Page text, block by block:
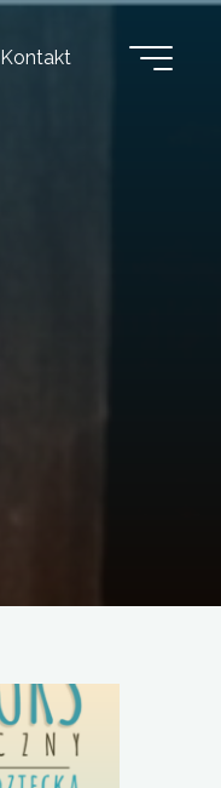
Kontakt